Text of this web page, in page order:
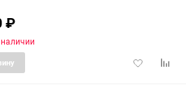
₽
Добавить